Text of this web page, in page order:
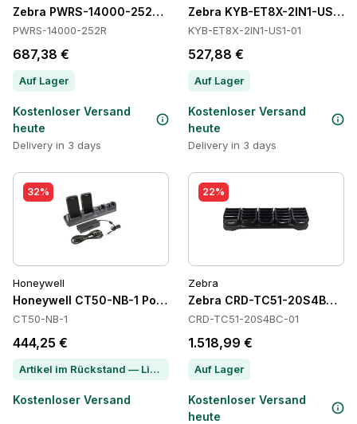
Zebra PWRS-14000-252R Power Supply
PWRS-14000-252R
687,38 €
Auf Lager
Kostenloser Versand
heute
Delivery in 3 days
Zebra KYB-ET8X-2IN1-US1-
KYB-ET8X-2IN1-US1-01
527,88 €
Auf Lager
Kostenloser Versand
heute
Delivery in 3 days
32%
Honeywell
Honeywell CT50-NB-1 Power Supply
CT50-NB-1
444,25 €
Artikel im Rückstand — Lieferzeit per Chat erfragen
Kostenloser Versand
22%
Zebra
Zebra CRD-TC51-20S4BC-
CRD-TC51-20S4BC-01
1.518,99 €
Auf Lager
Kostenloser Versand
heute